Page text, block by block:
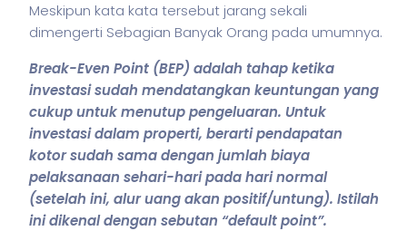
Meskipun kata kata tersebut jarang sekali
dimengerti Sebagian Banyak Orang pada umumnya.
Break-Even Point (BEP) adalah tahap ketika
investasi sudah mendatangkan keuntungan yang
cukup untuk menutup pengeluaran. Untuk
investasi dalam properti, berarti pendapatan
kotor sudah sama dengan jumlah biaya
pelaksanaan sehari-hari pada hari normal
(setelah ini, alur uang akan positif/untung). Istilah
ini dikenal dengan sebutan “default point”.